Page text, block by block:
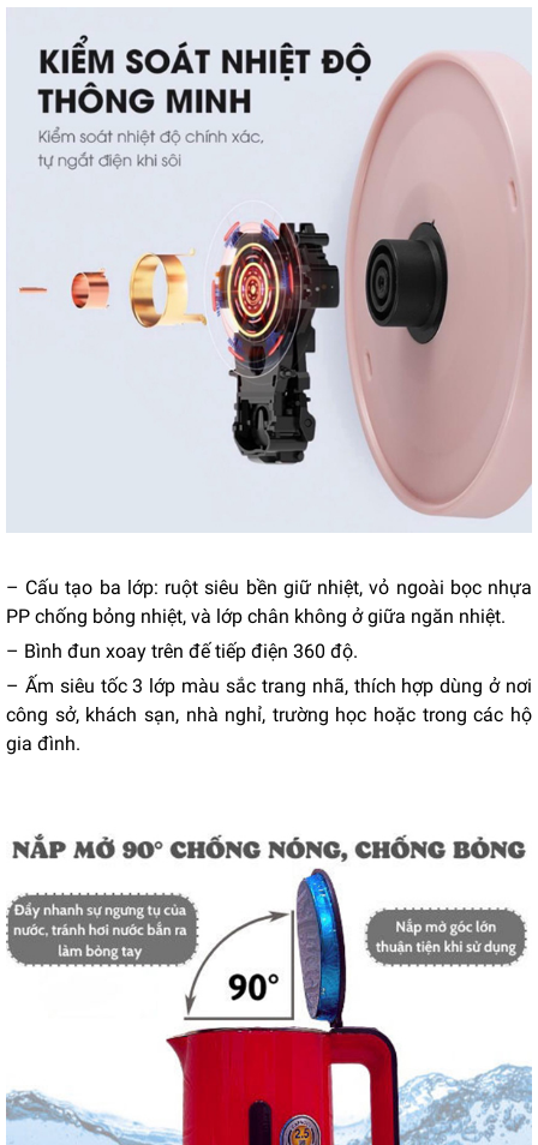
– Cấu tạo ba lớp: ruột siêu bền giữ nhiệt, vỏ ngoài bọc nhựa
PP chống bỏng nhiệt, và lớp chân không ở giữa ngăn nhiệt.
– Bình đun xoay trên đế tiếp điện 360 độ.
– Ấm siêu tốc 3 lớp màu sắc trang nhã, thích hợp dùng ở nơi
công sở, khách sạn, nhà nghỉ, trường học hoặc trong các hộ
gia đình.